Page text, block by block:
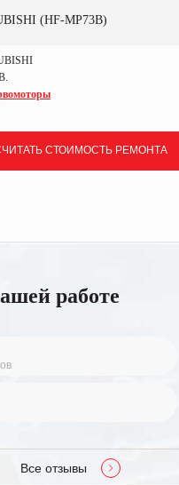
(HF-MP73B)
СТОИМОСТЬ РЕМОНТА
работе
Все отзывы